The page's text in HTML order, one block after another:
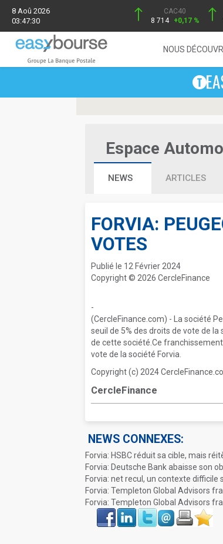
8 Aoû 2026
03:47:30
CAC40
8 714 +0,17 %
NOUS
Espace
NEWS ARTICLES
FORVIA:
VOTES
Publié le 12 Février 2024
Copyright © 2026 CercleFinance
-
(CercleFinance.com) - La société
seuil de 5% des droits de vote de
de cette société.Ce
vote de la société Forvia.
Copyright (c) 2024
CercleFinance
NEWS CONNEXES:
Forvia: HSBC réduit sa cible, mais
Forvia: Deutsche Bank abaisse son
Forvia: net recul, un contexte difficile
Forvia: Templeton Global Advisors
Forvia: Templeton Global Advisors
Face
book
LinkIn Twitter Envoyer ImprimerFavoris